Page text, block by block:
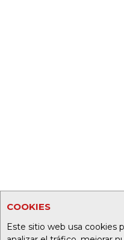
COOKIES
Este sitio web usa cookies